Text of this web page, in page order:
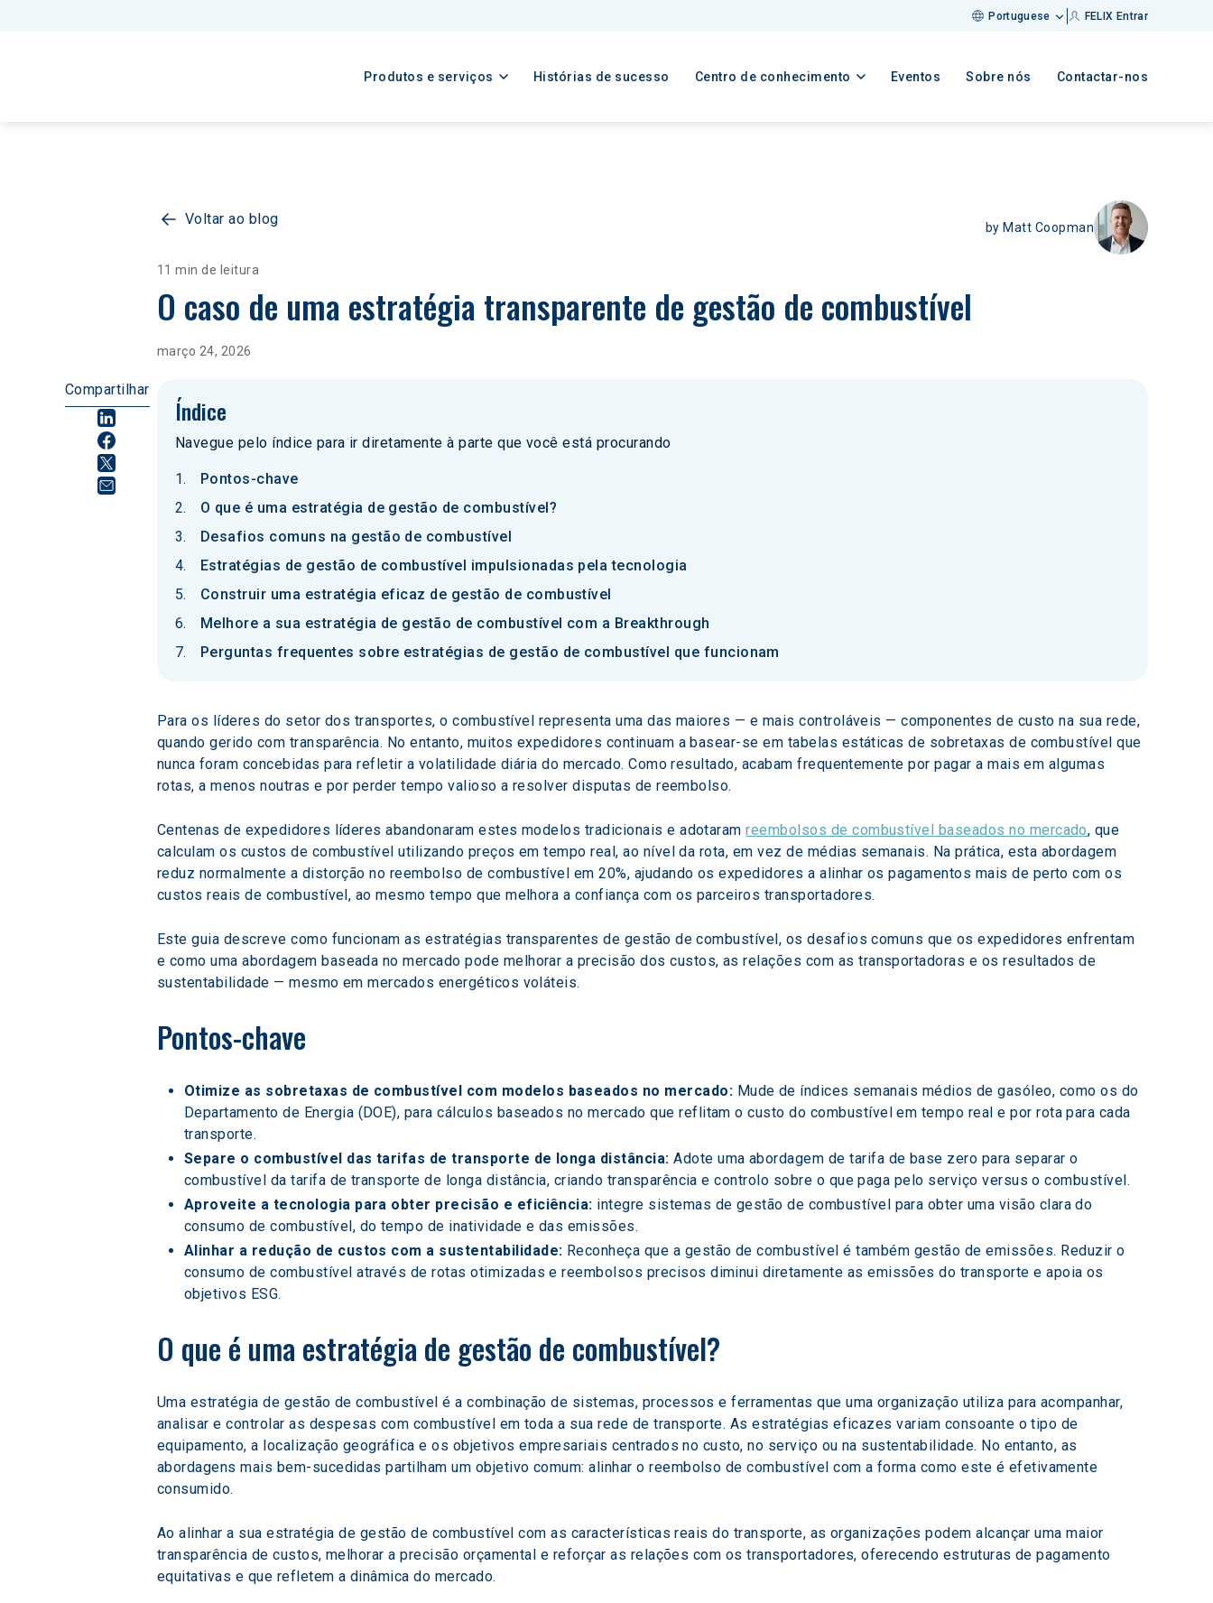
Portuguese FELIX Entrar
Produtos e serviços Histórias de sucesso Centro de conhecimento Eventos Sobre nós Contactar-nos
Voltar ao blog byMatt Coopman
11 min de leitura
O caso de uma estratégia transparente de gestão de combustível
março 24, 2026
Compartilhar
Índice
Navegue pelo índice para ir diretamente à parte que você está procurando
Pontos-chave
O que é uma estratégia de gestão de combustível?
Desafios comuns na gestão de combustível
Estratégias de gestão de combustível impulsionadas pela tecnologia
Construir uma estratégia eficaz de gestão de combustível
Melhore a sua estratégia de gestão de combustível com a Breakthrough
Perguntas frequentes sobre estratégias de gestão de combustível que funcionam
Para os líderes do setor dos transportes, o combustível representa uma das maiores — e mais controláveis — componentes de custo na sua rede,
quando gerido com transparência. No entanto, muitos expedidores continuam a basear-se em tabelas estáticas de sobretaxas de combustível que
nunca foram concebidas para refletir a volatilidade diária do mercado. Como resultado, acabam frequentemente por pagar a mais em algumas
rotas, a menos noutras e por perder tempo valioso a resolver disputas de reembolso.
Centenas de expedidores líderes abandonaram estes modelos tradicionais e adotaram reembolsos de combustível baseados no mercado, que
calculam os custos de combustível utilizando preços em tempo real, ao nível da rota, em vez de médias semanais. Na prática, esta abordagem
reduz normalmente a distorção no reembolso de combustível em 20%, ajudando os expedidores a alinhar os pagamentos mais de perto com os
custos reais de combustível, ao mesmo tempo que melhora a confiança com os parceiros transportadores.
Este guia descreve como funcionam as estratégias transparentes de gestão de combustível, os desafios comuns que os expedidores enfrentam
e como uma abordagem baseada no mercado pode melhorar a precisão dos custos, as relações com as transportadoras e os resultados de
sustentabilidade — mesmo em mercados energéticos voláteis.
Pontos-chave
Otimize as sobretaxas de combustível com modelos baseados no mercado: Mude de índices semanais médios de gasóleo, como os do
Departamento de Energia (DOE), para cálculos baseados no mercado que reflitam o custo do combustível em tempo real e por rota para cada
transporte.
Separe o combustível das tarifas de transporte de longa distância: Adote uma abordagem de tarifa de base zero para separar o
combustível da tarifa de transporte de longa distância, criando transparência e controlo sobre o que paga pelo serviço versus o combustível.
Aproveite a tecnologia para obter precisão e eficiência: integre sistemas de gestão de combustível para obter uma visão clara do
consumo de combustível, do tempo de inatividade e das emissões.
Alinhar a redução de custos com a sustentabilidade: Reconheça que a gestão de combustível é também gestão de emissões. Reduzir o
consumo de combustível através de rotas otimizadas e reembolsos precisos diminui diretamente as emissões do transporte e apoia os
objetivos ESG.
O que é uma estratégia de gestão de combustível?
Uma estratégia de gestão de combustível é a combinação de sistemas, processos e ferramentas que uma organização utiliza para acompanhar,
analisar e controlar as despesas com combustível em toda a sua rede de transporte. As estratégias eficazes variam consoante o tipo de
equipamento, a localização geográfica e os objetivos empresariais centrados no custo, no serviço ou na sustentabilidade. No entanto, as
abordagens mais bem-sucedidas partilham um objetivo comum: alinhar o reembolso de combustível com a forma como este é efetivamente
consumido.
Ao alinhar a sua estratégia de gestão de combustível com as características reais do transporte, as organizações podem alcançar uma maior
transparência de custos, melhorar a precisão orçamental e reforçar as relações com os transportadores, oferecendo estruturas de pagamento
equitativas e que refletem a dinâmica do mercado.